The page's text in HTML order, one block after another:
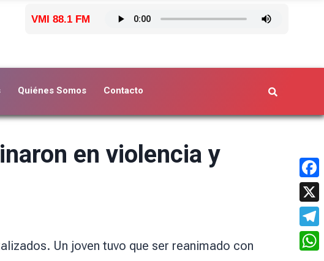
VMI 88.1 FM
Quiénes Somos Contacto
en violencia y
Un joven tuvo que ser reanimado con
X